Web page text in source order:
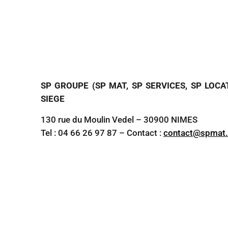
SP GROUPE (SP MAT, SP SERVICES, SP
SIEGE
130 rue du Moulin Vedel – 30900 NIMES
Tel : 04 66 26 97 87 – Contact :